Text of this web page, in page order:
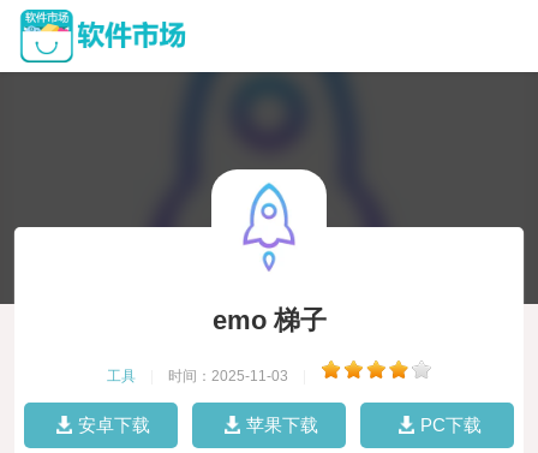
emo 梯子
工具 时间：2025-11-03
安卓下载 苹果下载 PC下载